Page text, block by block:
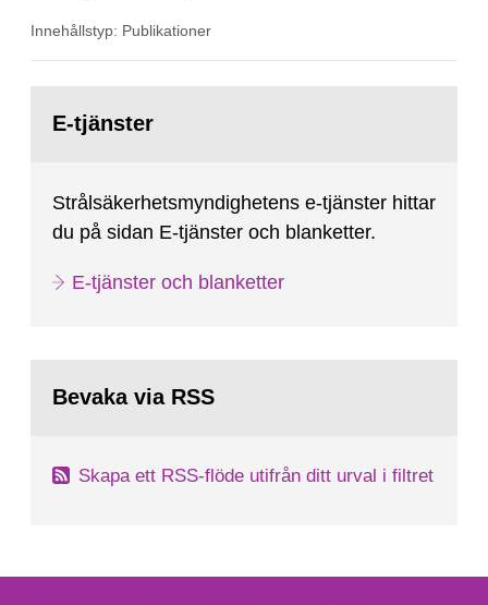
Innehållstyp: Publikationer
sida:E-tjänster
Strålsäkerhetsmyndighetens e-tjänster hittar
du på sidan E-tjänster och blanketter.
E-tjänster och blanketter
Bevaka via RSS
Skapa ett RSS-flöde utifrån ditt urval i filtret